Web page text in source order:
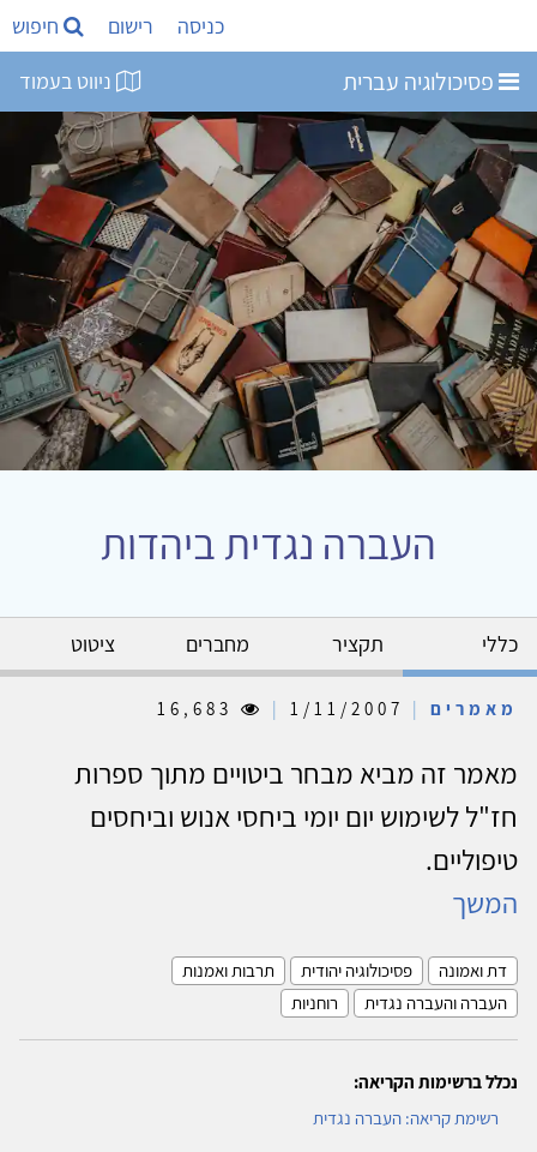
כניסה רישום חיפוש
פסיכולוגיה עברית ניווט בעמוד
העברה נגדית ביהדות
כללי תקציר מחברים ציטוט
מאמרים |
|
מאמר זה מביא מבחר ביטויים מתוך ספרות
חז"ל לשימוש יום יומי ביחסי אנוש וביחסים
טיפוליים.
המשך
דת ואמונה פסיכולוגיה יהודית
תרבות ואמנות
העברה והעברה נגדית
רוחניות
נכלל ברשימות הקריאה:
רשימת קריאה: העברה נגדית